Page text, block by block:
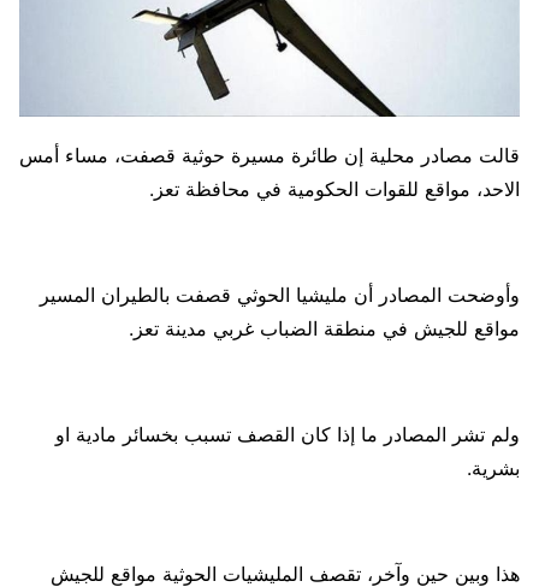
قالت مصادر محلية إن طائرة مسيرة حوثية قصفت، مساء أمس
الاحد، مواقع للقوات الحكومية في محافظة تعز.
وأوضحت المصادر أن مليشيا الحوثي قصفت بالطيران المسير
مواقع للجيش في منطقة الضباب غربي مدينة تعز.
ولم تشر المصادر ما إذا كان القصف تسبب بخسائر مادية او
بشرية.
هذا وبين حين وآخر، تقصف المليشيات الحوثية مواقع للجيش